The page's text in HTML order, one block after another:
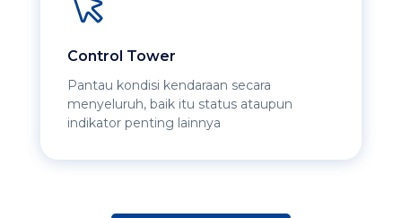
Control Tower
Pantau kondisi kendaraan secara
menyeluruh, baik itu status ataupun
indikator penting lainnya​